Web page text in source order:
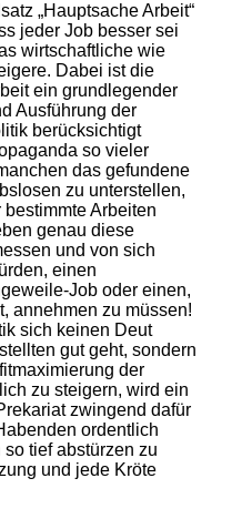
„Hauptsache Arbeit“
jeder Job besser sei
wirtschaftliche wie
Dabei ist die
ein grundlegender
Ausführung der
berücksichtigt
so vieler
das gefundene
zu unterstellen,
bestimmte Arbeiten
genau diese
und von sich
einen
Job oder einen,
annehmen zu müssen!
sich keinen Deut
gut geht, sondern
der
zu steigern, wird ein
zwingend dafür
ordentlich
tief abstürzen zu
und jede Kröte